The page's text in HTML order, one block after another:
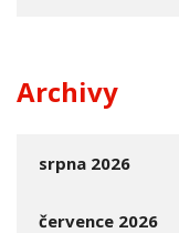
Archivy
srpna 2026
července 2026